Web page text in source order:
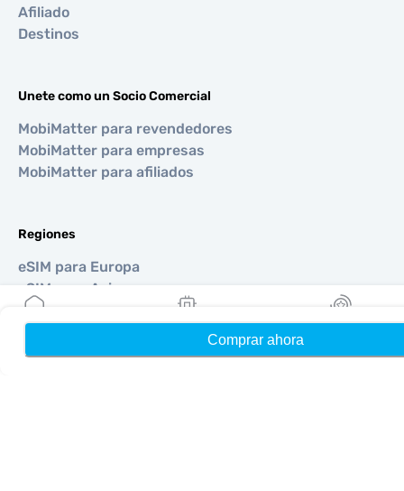
Comprar ahora
Afiliado
Destinos
Unete como un Socio Comercial
MobiMatter para revendedores
MobiMatter para empresas
MobiMatter para afiliados
Regiones
eSIM para Europa
eSIM para Asia
eSIM para Américas
eSIM para Medio Oriente
eSIM para Oceanía
Mis eSIMs